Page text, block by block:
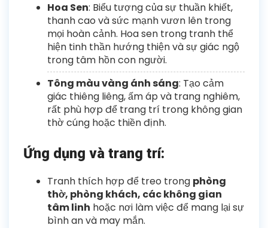
Hoa Sen: Biểu tượng của sự thuần khiết,
thanh cao và sức mạnh vươn lên trong
mọi hoàn cảnh. Hoa sen trong tranh thể
hiện tinh thần hướng thiện và sự giác ngộ
trong tâm hồn con người.
Tông màu vàng ánh sáng: Tạo cảm
giác thiêng liêng, ấm áp và trang nghiêm,
rất phù hợp để trang trí trong không gian
thờ cúng hoặc thiền định.
Ứng dụng và trang trí:
Tranh thích hợp để treo trong phòng
thờ, phòng khách, các không gian
tâm linh hoặc nơi làm việc để mang lại sự
bình an và may mắn.